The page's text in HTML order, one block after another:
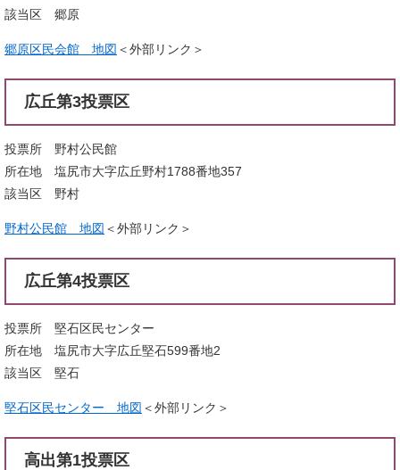
該当区 郷原
郷原区民会館 地図 ＜外部リンク＞
広丘第3投票区
投票所 野村公民館
所在地 塩尻市大字広丘野村1788番地357
該当区 野村
野村公民館 地図 ＜外部リンク＞
広丘第4投票区
投票所 堅石区民センター
所在地 塩尻市大字広丘堅石599番地2
該当区 堅石
堅石区民センター 地図 ＜外部リンク＞
高出第1投票区